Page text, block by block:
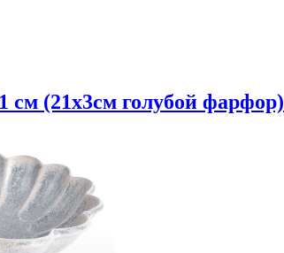
см (21х3см голубой фарфор)